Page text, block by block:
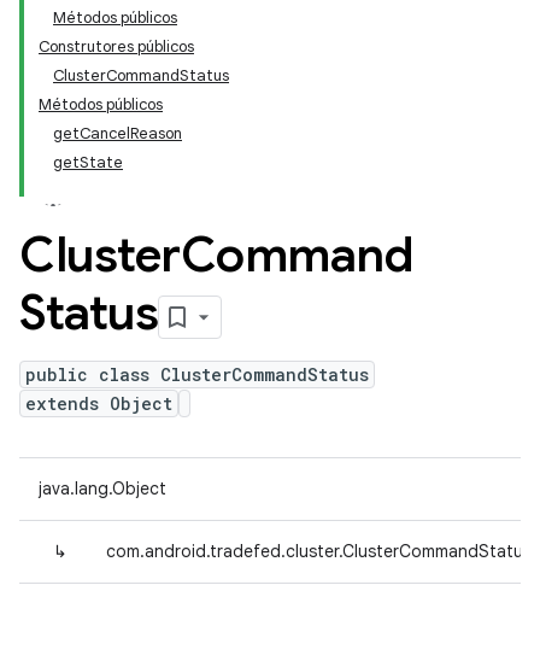
Métodos públicos
Construtores públicos
ClusterCommandStatus
Métodos públicos
getCancelReason
getState
ClusterCommand
Status
public class ClusterCommandStatus
extends Object
java.lang.Object
↳ com.android.tradefed.cluster.ClusterCommandStatus